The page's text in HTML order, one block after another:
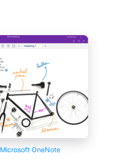
Microsoft OneNote